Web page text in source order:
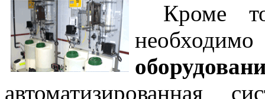
Кроме
необходимо
автоматизированная